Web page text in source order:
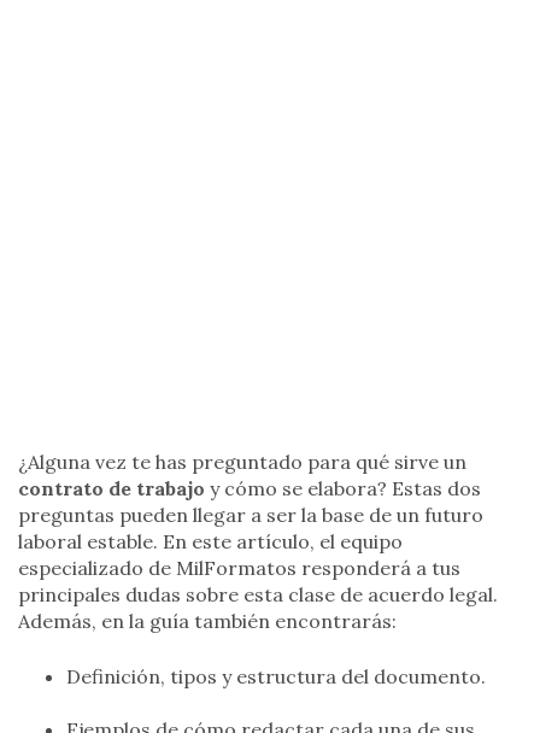
¿Alguna vez te has preguntado para qué sirve un
contrato de trabajo y cómo se elabora? Estas dos
preguntas pueden llegar a ser la base de un futuro
laboral estable. En este artículo, el equipo
especializado de MilFormatos responderá a tus
principales dudas sobre esta clase de acuerdo legal.
Además, en la guía también encontrarás:
Definición, tipos y estructura del documento.